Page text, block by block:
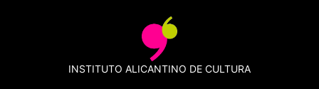
INSTITUTO ALICANTINO DE CULTURA